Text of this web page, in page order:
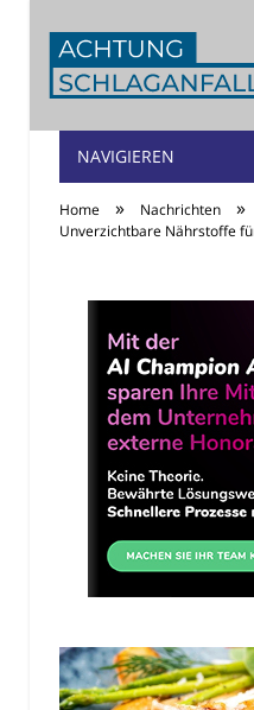
NAVIGIEREN
Home » Nachrichten »
Unverzichtbare Nährstoffe